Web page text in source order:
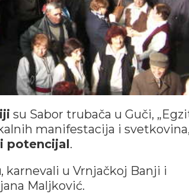
su Sabor trubača u Guči,
manifestacija i
potencijal.
, karnevali u Vrnjačkoj Banji i
Maljković.